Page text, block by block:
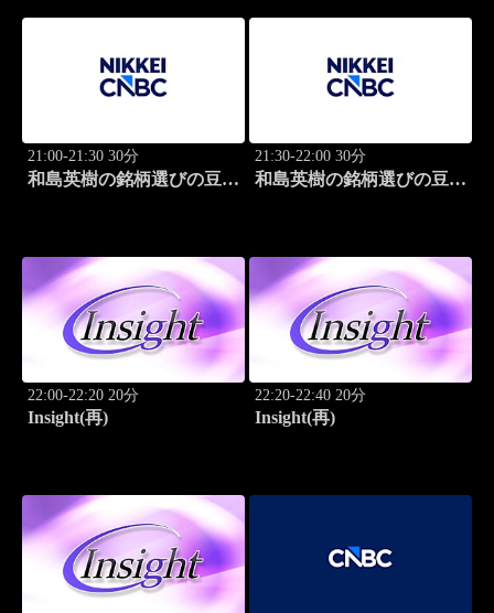
21:00-21:30 30分
和島英樹の銘柄選びの豆知
21:30-22:00 30分
和島英樹の銘柄選びの豆知
22:00-22:20 20分
Insight(再)
22:20-22:40 20分
Insight(再)